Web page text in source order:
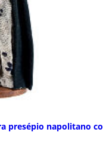
presépio napolitano